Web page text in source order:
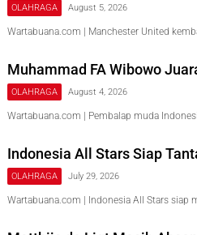
OLAHRAGA August 5, 2026
Wartabuana.com | Manchester United
Muhammad FA Wibowo
OLAHRAGA August 4, 2026
Wartabuana.com | Pembalap muda
Indonesia All Stars Siap
OLAHRAGA July 29, 2026
Wartabuana.com | Indonesia All Stars siap